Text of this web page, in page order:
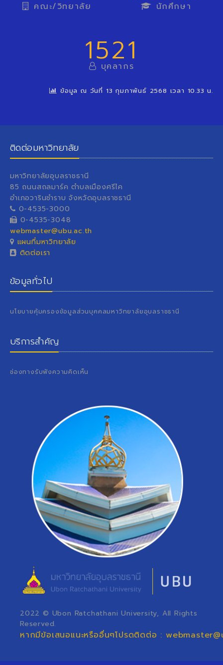
คณะ/วิทยาลัย นักศึกษา
1521
บุคลากร
ข้อมูล ณ วันที่ 13 กุมภาพันธ์ 2568 เวลา 10.33 น.
ติดต่อมหาวิทยาลัย
มหาวิทยาลัยอุบลราชธานี
85 ถนนสถลมาร์ค ตำบลเมืองศรีไค
อำเภอวารินชำราบ จังหวัดอุบลราชธานี
0-4535-3000
0-4535-3048
webmaster@ubu.ac.th
แผนที่มหาวิทยาลัย
ติดต่อเรา
ข้อมูลทั่วไป
นโยบายคุ้มครองข้อมูลส่วนบุคคลมหาวิทยาลัยอุบลราชธานี
บริการสำคัญ
ช่องทางรับฟังความคิดเห็น
2022 © Ubon Ratchathani University, All Rights
Reserved.
หากมีข้อเสนอแนะหรืออื่นๆโปรดติดต่อ :